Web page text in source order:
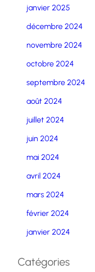
janvier 2025
décembre 2024
novembre 2024
octobre 2024
septembre 2024
août 2024
juillet 2024
juin 2024
mai 2024
avril 2024
mars 2024
février 2024
janvier 2024
Catégories